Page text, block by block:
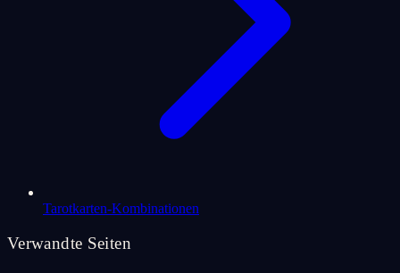
Tarotkarten-Kombinationen
Verwandte Seiten